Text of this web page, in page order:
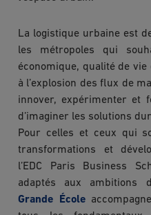
La logistique urbaine est
les métropoles qui
économique, qualité de
à l’explosion des flux de
innover, expérimenter et
d’imaginer les solutions
Pour celles et ceux qui
transformations et
l’EDC Paris Business
adaptés aux ambitions
Grande École